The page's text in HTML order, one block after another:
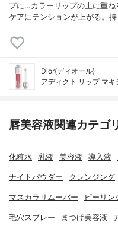
プに…カラーリップの上に重
ケアにテンションが上がる。
Dior(ディオール)
アディクト リップ マキ
唇美容液関連カテゴ
化粧水 乳液 美容液 導入液
ナイトパウダー クレンジング
マスカラリムーバー ピーリン
毛穴スプレー まつげ美容液